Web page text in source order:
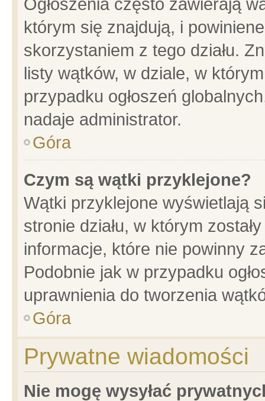
którym się znajdują, i
skorzystaniem z tego działu.
listy wątków, w dziale, w
przypadku ogłoszeń
nadaje administrator.
Góra
Czym są wątki przyklejone?
Wątki przyklejone wyświetlają
stronie działu, w którym
informacje, które nie powinny
Podobnie jak w przypadku
uprawnienia do tworzenia
Góra
Prywatne wiadomości
Nie mogę wysyłać